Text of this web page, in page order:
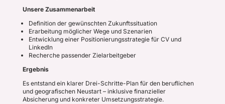
Unsere Zusammenarbeit
Definition der gewünschten Zukunftssituation
Erarbeitung möglicher Wege und Szenarien
Entwicklung einer Positionierungsstrategie für CV und
LinkedIn
Recherche passender Zielarbeitgeber
Ergebnis
Es entstand ein klarer Drei-Schritte-Plan für den beruflichen
und geografischen Neustart – inklusive finanzieller
Absicherung und konkreter Umsetzungsstrategie.